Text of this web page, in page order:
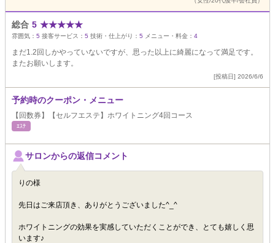
総合 5 ★★★★★
雰囲気： 5 接客サービス： 5 技術・仕上がり： 5 メニュー・料金： 4
まだ1.2回しかやっていないですが、思った以上に綺麗になって満足です。
またお願いします。
[投稿日] 2026/6/6
予約時のクーポン・メニュー
【回数券】【セルフエステ】ホワイトニング4回コース
ｴｽﾃ
サロンからの返信コメント
りの様
先日はご来店頂き、ありがとうございました^_^
ホワイトニングの効果を実感していただくことができ、とても嬉しく思
います♪